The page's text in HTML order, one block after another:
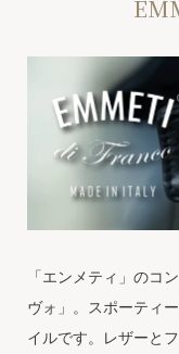
「エンメティ」のコ
ヴォ」。スポーティ
イルです。レザーと